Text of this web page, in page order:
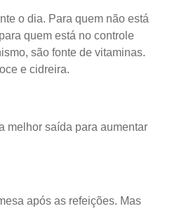
o dia. Para quem não está
quem está no controle
são fonte de vitaminas.
e cidreira.
melhor saída para aumentar
após as refeições. Mas